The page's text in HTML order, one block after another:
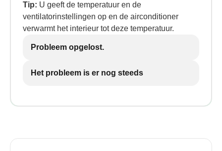
Tip: U geeft de temperatuur en de
ventilatorinstellingen op en de airconditioner
verwarmt het interieur tot deze temperatuur.
Probleem opgelost.
Het probleem is er nog steeds